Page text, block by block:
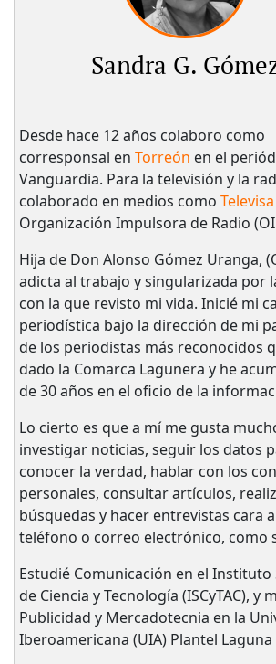
Sandra G.
Desde hace 12 años colaboro como
corresponsal en Torreón en el
Vanguardia. Para la televisión y la
colaborado en medios como Televisa
Organización Impulsora de Radio
Hija de Don Alonso Gómez Uranga,
adicta al trabajo y singularizada por
con la que revisto mi vida. Inicié mi
periodística bajo la dirección de mi
de los periodistas más reconocidos
dado la Comarca Lagunera y he
de 30 años en el oficio de la
Lo cierto es que a mí me gusta
investigar noticias, seguir los datos
conocer la verdad, hablar con los
personales, consultar artículos,
búsquedas y hacer entrevistas cara
teléfono o correo electrónico, como
Estudié Comunicación en el
de Ciencia y Tecnología (ISCyTAC), y
Publicidad y Mercadotecnia en la
Iberoamericana (UIA) Plantel Laguna